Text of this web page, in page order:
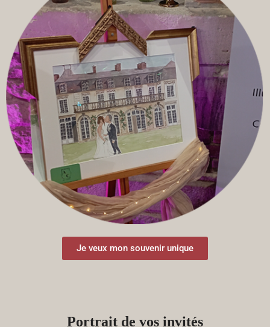
Je veux mon souvenir unique
Portrait de vos invités